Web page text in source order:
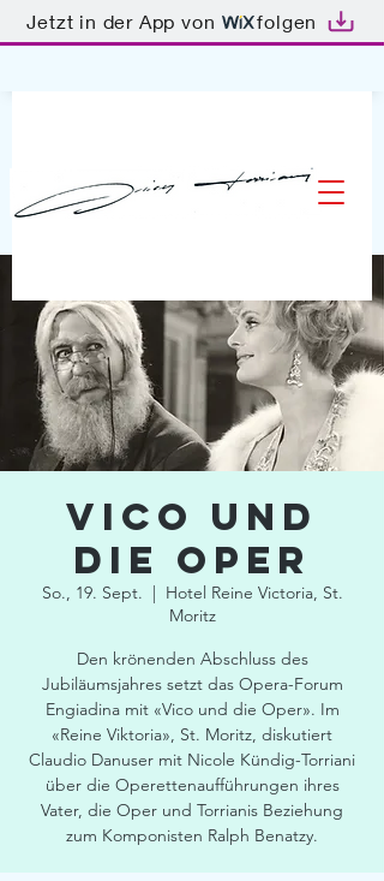
Jetzt in der App von folgen
Vico und
die Oper
So., 19. Sept.
  |
Hotel Reine Victoria, St.
Moritz
Den krönenden Abschluss des
Jubiläumsjahres setzt das Opera-Forum
Engiadina mit «Vico und die Oper». Im
«Reine Viktoria», St. Moritz, diskutiert
Claudio Danuser mit Nicole Kündig-Torriani
über die Operettenaufführungen ihres
Vater, die Oper und Torrianis Beziehung
zum Komponisten Ralph Benatzy.